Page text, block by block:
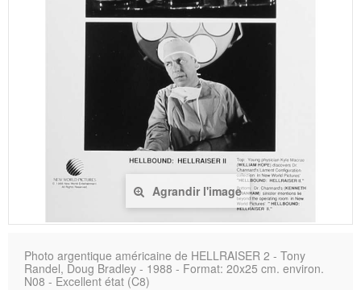
Agrandir l'image
Photo argentique américaine de HELLRAISER 2 - Tony
Randel, Doug Bradley - 1988 - Format: 20x25 cm. environ.
N08 - Excellent état (C8)